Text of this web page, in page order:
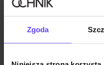
Zgoda
Opis produktu
Szczegóły